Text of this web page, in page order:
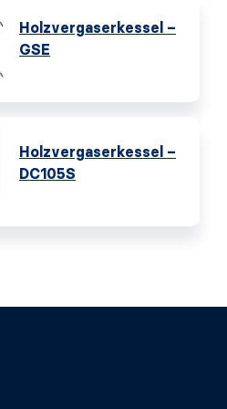
Holzvergaserkessel –
GSE
Holzvergaserkessel –
DC105S